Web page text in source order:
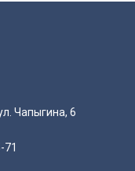
Чапыгина, 6
71